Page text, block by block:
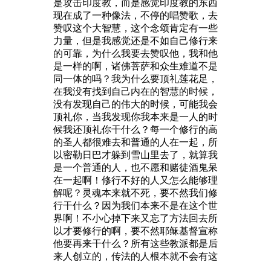
是攻击印度教，而是感觉印度教的东西
现在成了一种像法，不停的唱赞歌，去
赞叹这个大智慧，这个念颂肯定有一些
力量，但是我感觉还是不如自己修行来
的可靠，为什么我要去赞叹他，我和他
是一样的啊，诸佛菩萨和众生难道不是
同一体的吗？我为什么要顶礼莲花足，
在我没有找到自己内在的智慧的时候，
没有发现自己的伟大的时候，可能我会
顶礼你，当我发现你我本来是一人的时
候我还顶礼你干什么？每一个修行的高
的圣人都很难去和普通的人在一起，所
以密勒日巴才躲到雪山里去了，就算我
是一个普通的人，也不愿和赌徒酒鬼呆
在一起啊！修行不好的人又怎么能够理
解呢？灵魂本来就不死，要不然我们修
行干什么？因为我们本来不是在这个世
界啊！不小心掉下来又忘了方法回去所
以才要修行的啊，要不然耶稣基督宣称
他要再来干什么？所有这些教派都是后
来人创立的，传法的人根本就不会有这